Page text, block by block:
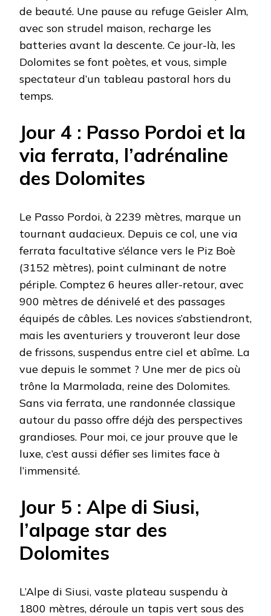
de beauté. Une pause au refuge Geisler Alm,
avec son strudel maison, recharge les
batteries avant la descente. Ce jour-là, les
Dolomites se font poètes, et vous, simple
spectateur d’un tableau pastoral hors du
temps.
Jour 4 : Passo Pordoi et la
via ferrata, l’adrénaline
des Dolomites
Le Passo Pordoi, à 2239 mètres, marque un
tournant audacieux. Depuis ce col, une via
ferrata facultative s’élance vers le Piz Boè
(3152 mètres), point culminant de notre
périple. Comptez 6 heures aller-retour, avec
900 mètres de dénivelé et des passages
équipés de câbles. Les novices s’abstiendront,
mais les aventuriers y trouveront leur dose
de frissons, suspendus entre ciel et abîme. La
vue depuis le sommet ? Une mer de pics où
trône la Marmolada, reine des Dolomites.
Sans via ferrata, une randonnée classique
autour du passo offre déjà des perspectives
grandioses. Pour moi, ce jour prouve que le
luxe, c’est aussi défier ses limites face à
l’immensité.
Jour 5 : Alpe di Siusi,
l’alpage star des
Dolomites
L’Alpe di Siusi, vaste plateau suspendu à
1800 mètres, déroule un tapis vert sous des